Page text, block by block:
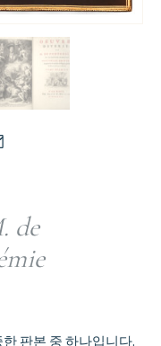
de
판본 중 하나입니다.